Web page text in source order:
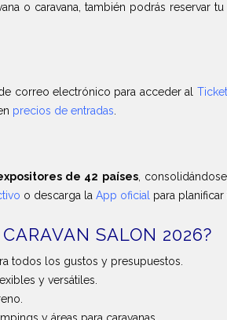
o caravana, también podrás reservar tu
correo electrónico para acceder al
precios de entradas
de 42 países,
o descarga la App oficial para planificar
SALON 2026?
todos los gustos y presupuestos.
y versátiles.